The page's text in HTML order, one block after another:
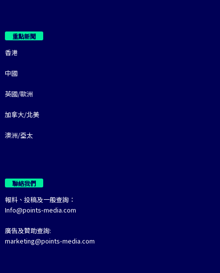
重點新聞
香港
中國
英國/歐洲
加拿大/北美
澳洲/亞太
聯絡我們
報料、投稿及一般查詢：
Info@points-media.com
廣告及贊助查詢:
marketing@points-media.com